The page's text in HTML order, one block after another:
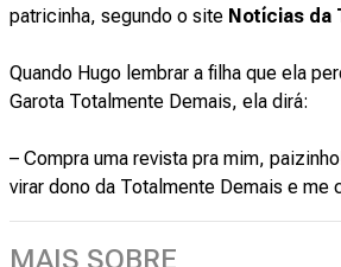
patricinha, segundo o site Notícias da
Quando Hugo lembrar a filha que ela
Garota Totalmente Demais, ela dirá:
– Compra uma revista pra mim,
virar dono da Totalmente Demais e me
MAIS SOBRE